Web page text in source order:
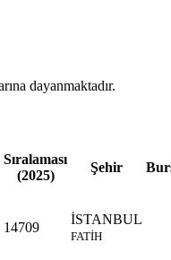
dayanmaktadır.
Sıralaması
(2025)
Şehir
14709
İSTANBUL
FATİH